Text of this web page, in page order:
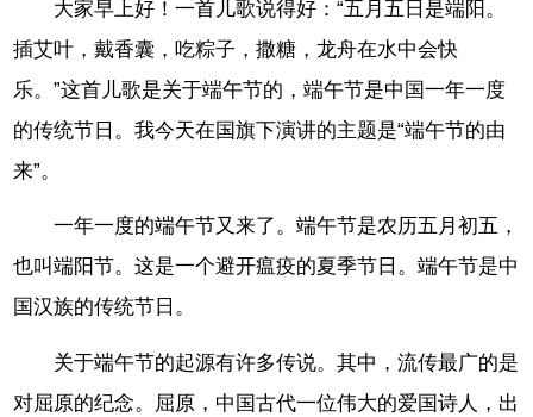
大家早上好！一首儿歌说得好：“五月五日是端阳。
插艾叶，戴香囊，吃粽子，撒糖，龙舟在水中会快
乐。”这首儿歌是关于端午节的，端午节是中国一年一度
的传统节日。我今天在国旗下演讲的主题是“端午节的由
来”。
一年一度的端午节又来了。端午节是农历五月初五，
也叫端阳节。这是一个避开瘟疫的夏季节日。端午节是中
国汉族的传统节日。
关于端午节的起源有许多传说。其中，流传最广的是
对屈原的纪念。屈原，中国古代一位伟大的爱国诗人，出